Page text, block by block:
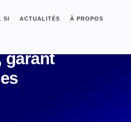
SI ACTUALITÉS À PROPOS
garant